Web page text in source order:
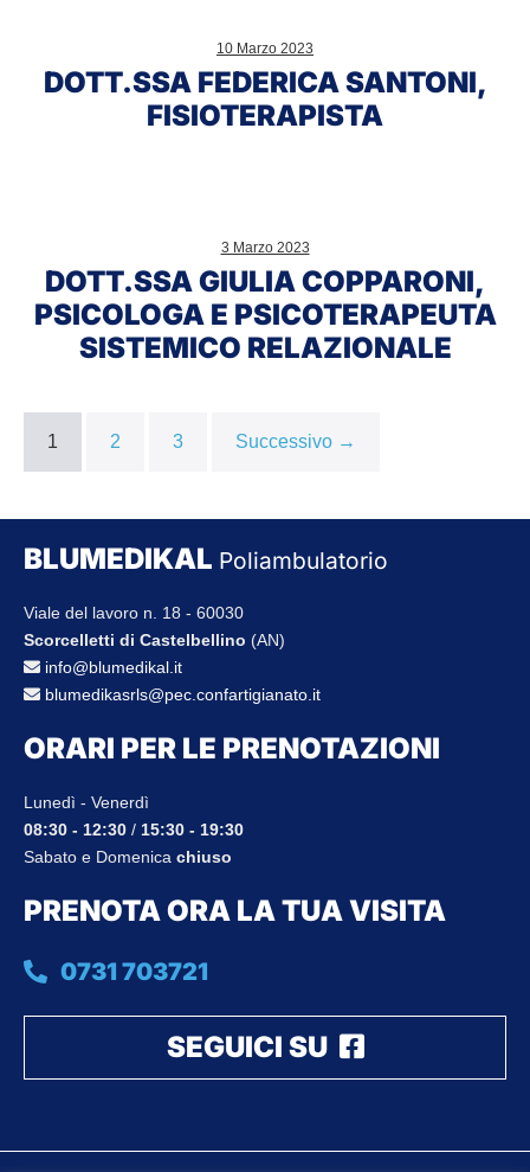
Santoni,
fisioterapista
10 Marzo 2023
DOTT.SSA FEDERICA SANTONI,
FISIOTERAPISTA
Copparoni,
Psicologa
e
Psicoterapeuta
3 Marzo 2023
DOTT.SSA GIULIA COPPARONI,
PSICOLOGA E PSICOTERAPEUTA
SISTEMICO RELAZIONALE
1 2 3 Successivo →
BLUMEDIKAL Poliambulatorio
Viale del lavoro n. 18 - 60030
Scorcelletti di Castelbellino (AN)
info@blumedikal.it
blumedikasrls@pec.confartigianato.it
ORARI PER LE PRENOTAZIONI
Lunedì - Venerdì
08:30 - 12:30 / 15:30 - 19:30
Sabato e Domenica chiuso
PRENOTA ORA LA TUA VISITA
0731 703721
SEGUICI SU